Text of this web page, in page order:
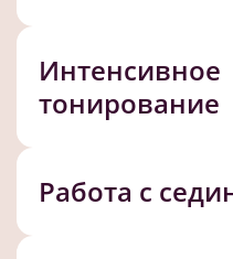
Интенсивное
тонирование
Работа с